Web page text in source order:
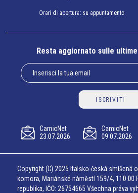
Orari di apertura: su appuntamento
Resta aggiornato sulle ultime
ISCRIVITI
CamicNet
23.07.2026
CamicNet
09.07.2026
Copyright (C) 2025 Italsko-česká smíšená
komora, Mariánské náměstí 159/4, 110 00
republika, IČO: 26754665 Všechna práva